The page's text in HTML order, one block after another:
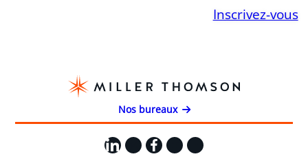
Inscrivez-vous
Nos bureaux
LinkedIn
X Facebook
Instagram
YouTube